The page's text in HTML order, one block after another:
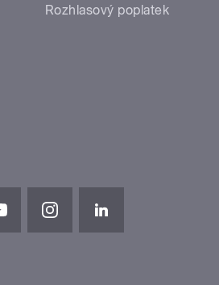
Rozhlasový poplatek